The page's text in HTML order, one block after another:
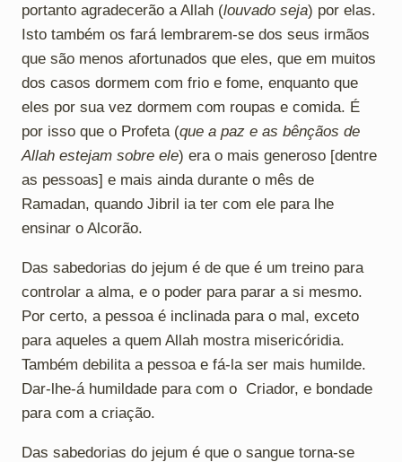
portanto agradecerão a Allah (louvado seja) por elas.
Isto também os fará lembrarem-se dos seus irmãos
que são menos afortunados que eles, que em muitos
dos casos dormem com frio e fome, enquanto que
eles por sua vez dormem com roupas e comida. É
por isso que o Profeta (que a paz e as bênçãos de
Allah estejam sobre ele) era o mais generoso [dentre
as pessoas] e mais ainda durante o mês de
Ramadan, quando Jibril ia ter com ele para lhe
ensinar o Alcorão.
Das sabedorias do jejum é de que é um treino para
controlar a alma, e o poder para parar a si mesmo.
Por certo, a pessoa é inclinada para o mal, exceto
para aqueles a quem Allah mostra misericóridia.
Também debilita a pessoa e fá-la ser mais humilde.
Dar-lhe-á humildade para com o Criador, e bondade
para com a criação.
Das sabedorias do jejum é que o sangue torna-se